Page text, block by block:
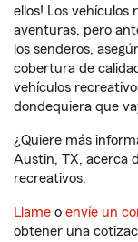
ellos! Los
aventuras, pero
los senderos,
cobertura de
vehículos
dondequiera que
¿Quiere más
Austin, TX, acerca
recreativos.
Llame o envíe un
obtener una